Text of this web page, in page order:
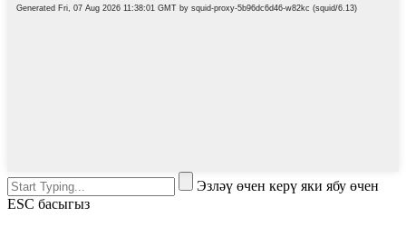
Эзләү өчен керү яки ябу өчен
ESC басыгыз